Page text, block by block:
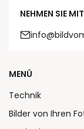
NEHMEN SIE
MENÜ
Technik
Bilder von Ihren